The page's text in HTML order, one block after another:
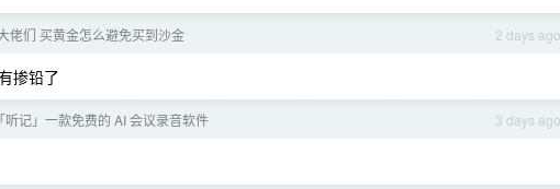
2 days ago
佬们 买黄金怎么避免买到沙金
掺铅了
3 days ago
「听记」一款免费的 AI 会议录音软件